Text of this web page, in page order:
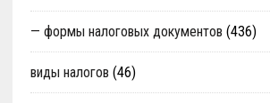
— формы налоговых документов (436)
виды налогов (46)